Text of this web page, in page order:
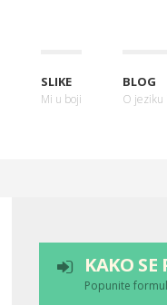
SLIKE
Mi u boji
BLOG
O jeziku
KAKO SE
Popunite